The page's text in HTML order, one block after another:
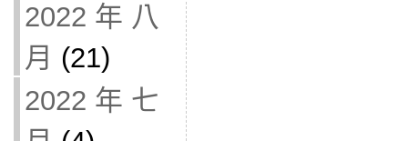
2022 年 八
月 (21)
2022 年 七